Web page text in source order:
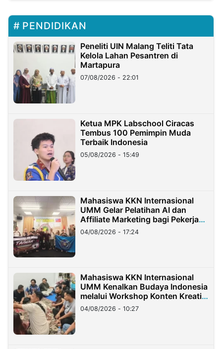
PENDIDIKAN
Peneliti UIN Malang Teliti Tata
Kelola Lahan Pesantren di
Martapura
07/08/2026 - 22:01
Ketua MPK Labschool Ciracas
Tembus 100 Pemimpin Muda
Terbaik Indonesia
05/08/2026 - 15:49
Mahasiswa KKN Internasional
UMM Gelar Pelatihan AI dan
Affiliate Marketing bagi Pekerja
Migran Indonesia di Taiwan
04/08/2026 - 17:24
Mahasiswa KKN Internasional
UMM Kenalkan Budaya Indonesia
melalui Workshop Konten Kreatif
di Taiwan
04/08/2026 - 10:27